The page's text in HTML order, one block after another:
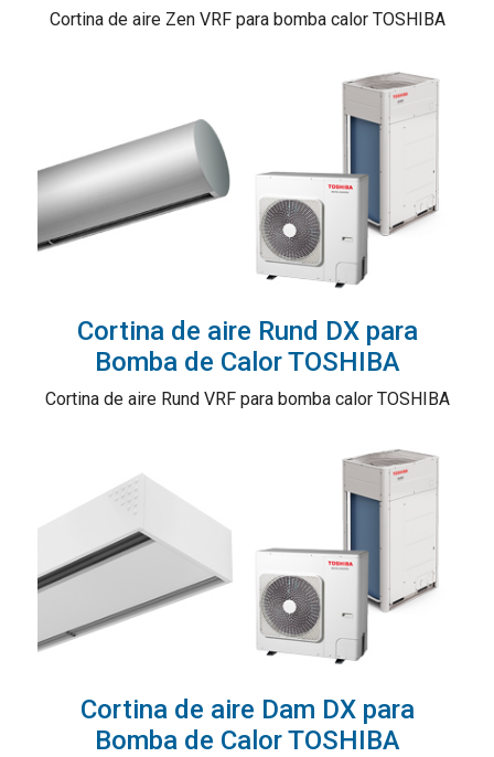
Cortina de aire Zen VRF para bomba calor TOSHIBA
Cortina de aire Rund DX para
Bomba de Calor TOSHIBA
Cortina de aire Rund VRF para bomba calor TOSHIBA
Cortina de aire Dam DX para
Bomba de Calor TOSHIBA